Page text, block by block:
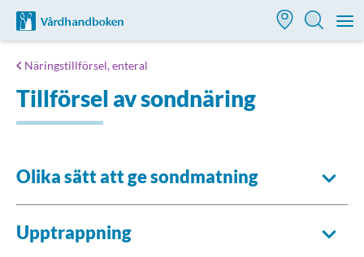
Till startsidan för Vårdhandboken
Näringstillförsel, enteral
Tillförsel av sondnäring
Olika sätt att ge sondmatning
Upptrappning